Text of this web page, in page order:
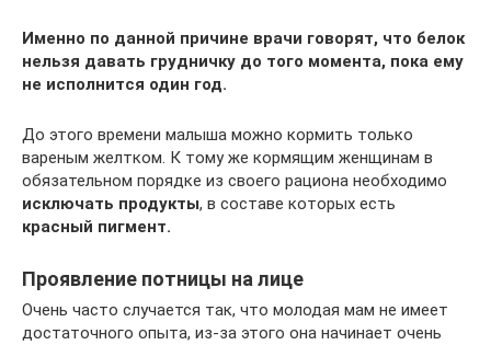
Именно по данной причине врачи говорят, что белок
нельзя давать грудничку до того момента, пока ему
не исполнится один год.
До этого времени малыша можно кормить только
вареным желтком. К тому же кормящим женщинам в
обязательном порядке из своего рациона необходимо
исключать продукты, в составе которых есть
красный пигмент.
Проявление потницы на лице
Очень часто случается так, что молодая мам не имеет
достаточного опыта, из-за этого она начинает очень